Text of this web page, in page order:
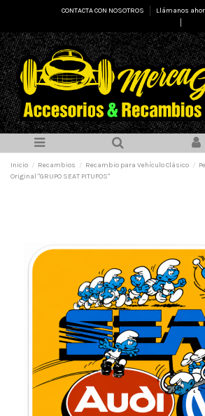
CONTACTA CON NOSOTROS
Llámanos
Inicio Recambios Recambio para Vehículo Clásico
Original "GRUPO SEAT PITUFOS"